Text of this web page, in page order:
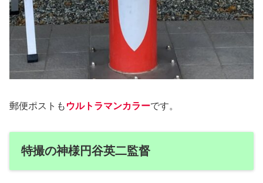
郵便ポストも ウルトラマンカラーです。
特撮の神様円谷英二監督